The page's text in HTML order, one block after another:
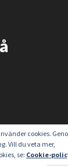
cookies.
Vill du veta mer,
se: Cookie-